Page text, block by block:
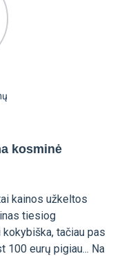
kosminė
kainos užkeltos
tiesiog
tačiau pas
100 eurų pigiau... Na